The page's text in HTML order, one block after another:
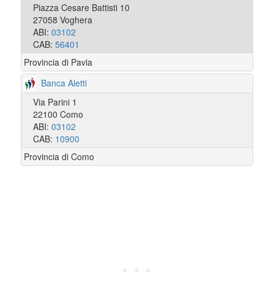
Piazza Cesare Battisti 10
27058 Voghera
ABI: 03102
CAB: 56401
Provincia di Pavia
Banca Aletti
Via Parini 1
22100 Como
ABI: 03102
CAB: 10900
Provincia di Como